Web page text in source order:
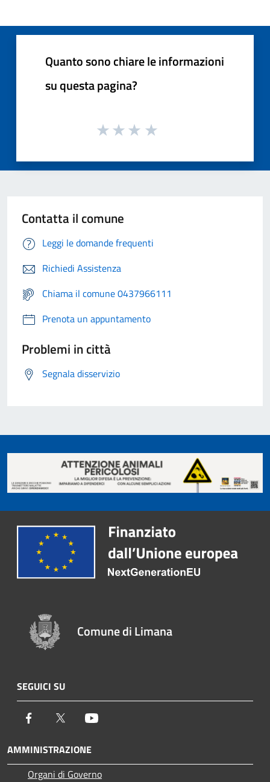
Quanto sono chiare le informazioni
su questa pagina?
Contatta il comune
Leggi le domande frequenti
Richiedi Assistenza
Chiama il comune 0437966111
Prenota un appuntamento
Problemi in città
Segnala disservizio
Comune di Limana
SEGUICI SU
Facebook Twitter
AMMINISTRAZIONE
Organi di Governo